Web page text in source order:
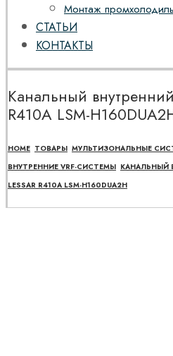
Монтаж
СТАТЬИ
КОНТАКТЫ
Канальный
R410A LSM-
HOME ТОВАРЫ МУЛЬТИЗОНАЛЬНЫЕ
ВНУТРЕННИЕ VRF-СИСТЕМЫ КАНАЛЬНЫЙ
LESSAR R410A LSM-H160DUA2H